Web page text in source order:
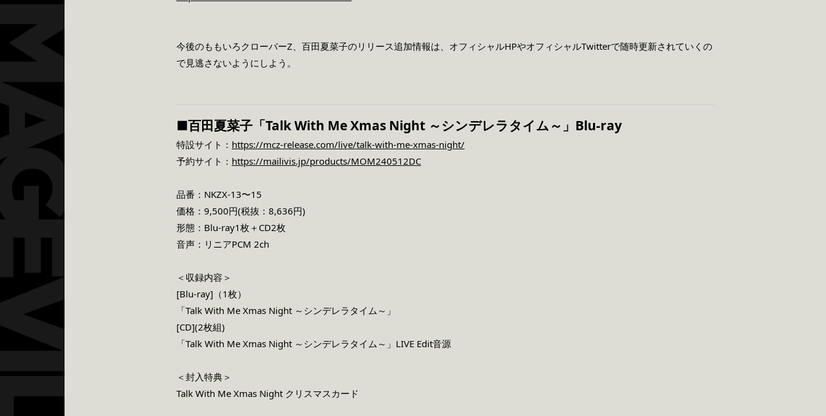
今後のももいろクローバーZ、百田夏菜子のリリース追加情報は、オフィシャルHPやオフィシャルTwitterで随時更新されていくの
で見逃さないようにしよう。
■百田夏菜子「Talk With Me Xmas Night ～シンデレラタイム～」Blu-ray
特設サイト： https://mcz-release.com/live/talk-with-me-xmas-night/
予約サイト： https://mailivis.jp/products/MOM240512DC
品番：NKZX-13〜15
価格：9,500円(税抜：8,636円)
形態：Blu-ray1枚＋CD2枚
音声：リニアPCM 2ch
＜収録内容＞
[Blu-ray]（1枚）
「Talk With Me Xmas Night ～シンデレラタイム～」
[CD](2枚組)
「Talk With Me Xmas Night ～シンデレラタイム～」LIVE Edit音源
＜封入特典＞
Talk With Me Xmas Night クリスマスカード